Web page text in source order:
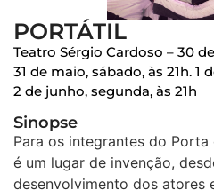
PORTÁTIL
Teatro Sérgio Cardoso – 30
31 de maio, sábado, às 21h. 1
2 de junho, segunda, às 21h
Sinopse
Para os integrantes do
é um lugar de invenção,
desenvolvimento dos atores